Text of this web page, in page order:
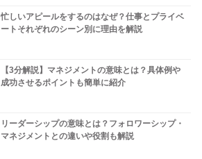
忙しいアピールをするのはなぜ？仕事とプライベ
ートそれぞれのシーン別に理由を解説
【3分解説】マネジメントの意味とは？具体例や
成功させるポイントも簡単に紹介
リーダーシップの意味とは？フォロワーシップ・
マネジメントとの違いや役割も解説